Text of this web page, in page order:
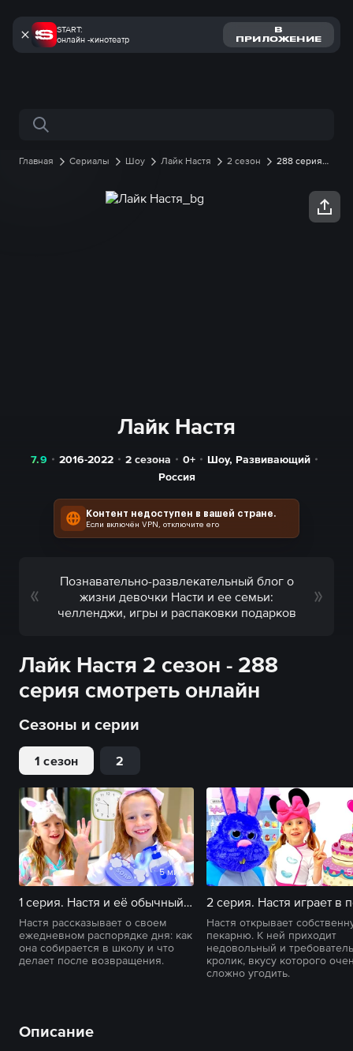
START:
онлайн -кинотеатр
В
ПРИЛОЖЕНИЕ
Поиск по сайту
Главная Сериалы Шоу Лайк Настя 2 сезон
288 серия
Лайк Настя
7.9 2016-2022 2 сезона 0+ Шоу, Развивающий
Россия
Контент недоступен в вашей стране.
Если включён VPN, отключите его
Познавательно-развлекательный блог о
жизни девочки Насти и ее семьи:
челленджи, игры и распаковки подарков
Лайк Настя 2 сезон - 288
серия смотреть онлайн
Сезоны и серии
1 сезон 2
5 мин
1 серия. Настя и её обычный школьный день с утренней рутиной
Настя рассказывает о своем
ежедневном распорядке дня: как
она собирается в школу и что
делает после возвращения.
Настя открывает
пекарню. К ней приходит
недовольный и
кролик, вкусу которого
сложно угодить.
Описание